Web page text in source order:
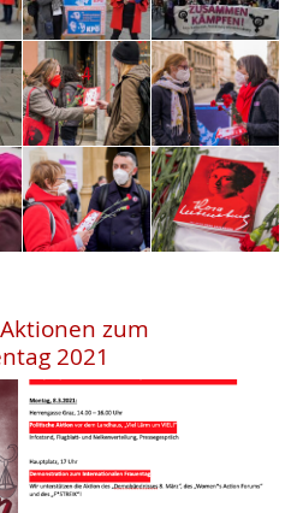
zum
2021